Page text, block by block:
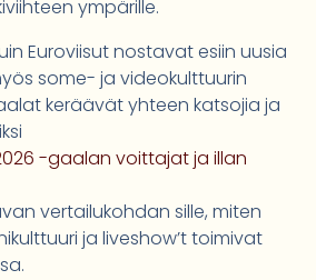
ympärille.
Euroviisut nostavat esiin uusia
some- ja videokulttuurin
keräävät yhteen katsojia ja
-gaalan voittajat ja illan
vertailukohdan sille, miten
ja liveshow’t toimivat